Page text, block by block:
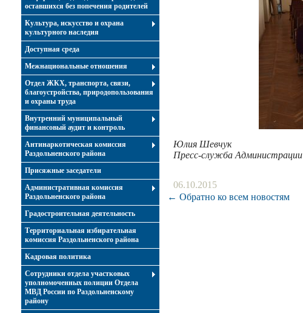
оставшихся без попечения родителей
Культура, искусство и охрана
культурного наследия
Доступная среда
Межнациональные отношения
Отдел ЖКХ, транспорта, связи,
благоустройства, природопользования
и охраны труда
Внутренний муниципальный
финансовый аудит и контроль
Антинаркотическая комиссия
Раздольненского района
Присяжные заседатели
Административная комиссия
Раздольненского района
Градостроительная деятельность
Территориальная избирательная
комиссия Раздольненского района
Кадровая политика
Сотрудники отдела участковых
уполномоченных полиции Отдела
МВД России по Раздольненскому
району
Юлия Шевчук
Пресс-служба Администрации
06.10.2015
← Обратно ко всем новостям